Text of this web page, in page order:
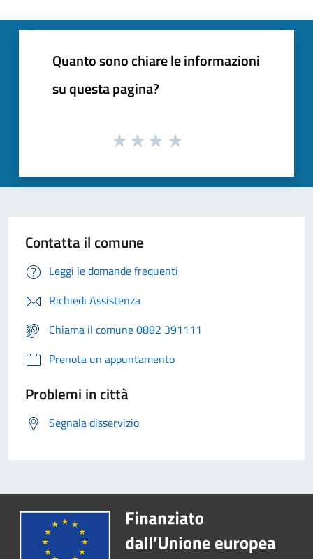
Quanto sono chiare le informazioni
su questa pagina?
Contatta il comune
Leggi le domande frequenti
Richiedi Assistenza
Chiama il comune 0882 391111
Prenota un appuntamento
Problemi in città
Segnala disservizio